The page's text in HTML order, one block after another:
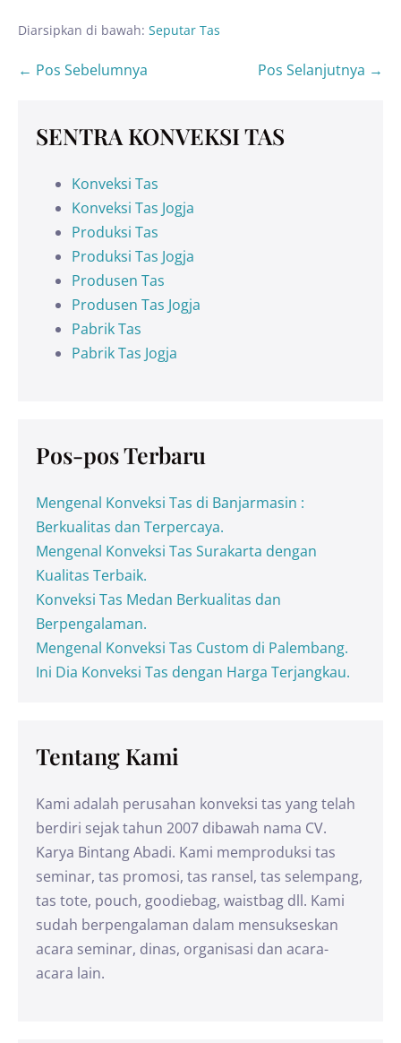
Diarsipkan di bawah: Seputar Tas
← Pos Sebelumnya Pos Selanjutnya →
SENTRA KONVEKSI TAS
Konveksi Tas
Konveksi Tas Jogja
Produksi Tas
Produksi Tas Jogja
Produsen Tas
Produsen Tas Jogja
Pabrik Tas
Pabrik Tas Jogja
Pos-pos Terbaru
Mengenal Konveksi Tas di Banjarmasin :
Berkualitas dan Terpercaya.
Mengenal Konveksi Tas Surakarta dengan
Kualitas Terbaik.
Konveksi Tas Medan Berkualitas dan
Berpengalaman.
Mengenal Konveksi Tas Custom di Palembang.
Ini Dia Konveksi Tas dengan Harga Terjangkau.
Tentang Kami
Kami adalah perusahan konveksi tas yang telah
berdiri sejak tahun 2007 dibawah nama CV.
Karya Bintang Abadi. Kami memproduksi tas
seminar, tas promosi, tas ransel, tas selempang,
tas tote, pouch, goodiebag, waistbag dll. Kami
sudah berpengalaman dalam mensukseskan
acara seminar, dinas, organisasi dan acara-
acara lain.